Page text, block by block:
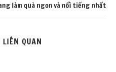
làm quà ngon và nổi tiếng nhất
QUAN